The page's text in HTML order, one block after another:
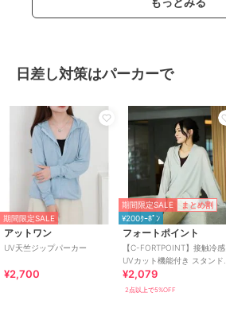
日差し対策はパーカーで
期間限定SALE
アットワン
UV天竺ジップパーカー
¥2,700
期間限定SALE まとめ割
¥200ｸｰﾎﾟﾝ
フォートポイント
【C-FORTPOINT】接触冷感
UVカット機能付き スタンド
ラージップパーカー
¥2,079
2点以上で5%OFF